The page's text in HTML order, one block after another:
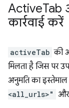
ActiveTab
कार्रवाई करें
activeTab की
मिलता है जिस पर
अनुमति का
<all_urls>" और